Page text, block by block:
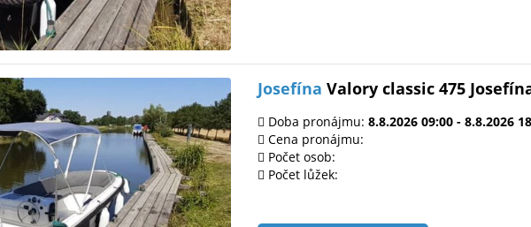
Josefína Valory classic 475
Doba pronájmu: 8.8.2026 09:00 - 8.8.2026
Cena pronájmu:
Počet osob:
Počet lůžek: